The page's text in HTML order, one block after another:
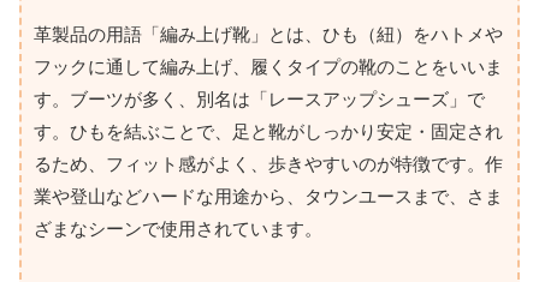
革製品の用語「編み上げ靴」とは、ひも（紐）をハトメや
フックに通して編み上げ、履くタイプの靴のことをいいま
す。ブーツが多く、別名は「レースアップシューズ」で
す。ひもを結ぶことで、足と靴がしっかり安定・固定され
るため、フィット感がよく、歩きやすいのが特徴です。作
業や登山などハードな用途から、タウンユースまで、さま
ざまなシーンで使用されています。